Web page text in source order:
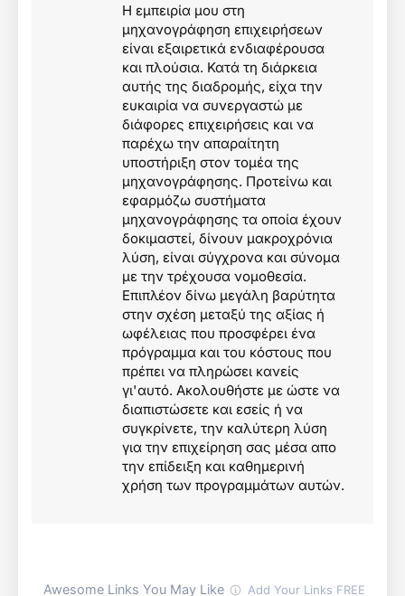
Η εμπειρία μου στη
μηχανογράφηση επιχειρήσεων
είναι εξαιρετικά ενδιαφέρουσα
και πλούσια. Κατά τη διάρκεια
αυτής της διαδρομής, είχα την
ευκαιρία να συνεργαστώ με
διάφορες επιχειρήσεις και να
παρέχω την απαραίτητη
υποστήριξη στον τομέα της
μηχανογράφησης. Προτείνω και
εφαρμόζω συστήματα
μηχανογράφησης τα οποία έχουν
δοκιμαστεί, δίνουν μακροχρόνια
λύση, είναι σύγχρονα και σύνομα
με την τρέχουσα νομοθεσία.
Επιπλέον δίνω μεγάλη βαρύτητα
στην σχέση μεταξύ της αξίας ή
ωφέλειας που προσφέρει ένα
πρόγραμμα και του κόστους που
πρέπει να πληρώσει κανείς
γι'αυτό. Ακολουθήστε με ώστε να
διαπιστώσετε και εσείς ή να
συγκρίνετε, την καλύτερη λύση
για την επιχείρηση σας μέσα απο
την επίδειξη και καθημερινή
χρήση των προγραμμάτων αυτών.